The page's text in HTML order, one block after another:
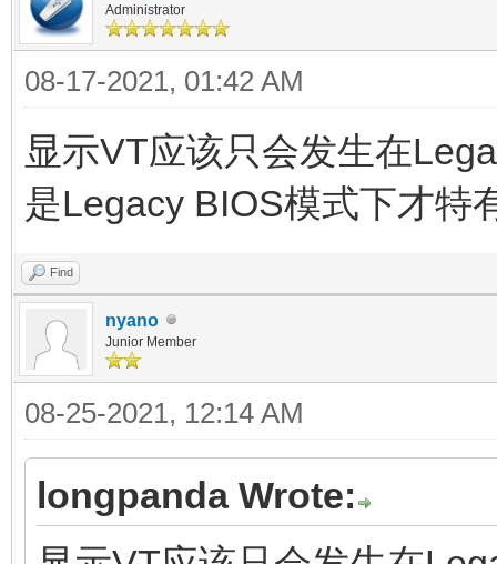
Administrator
08-17-2021, 01:42 AM
显示VT应该只会发生在
是Legacy BIOS模式下才特
Find
nyano
Junior Member
08-25-2021, 12:14 AM
longpanda Wrote: